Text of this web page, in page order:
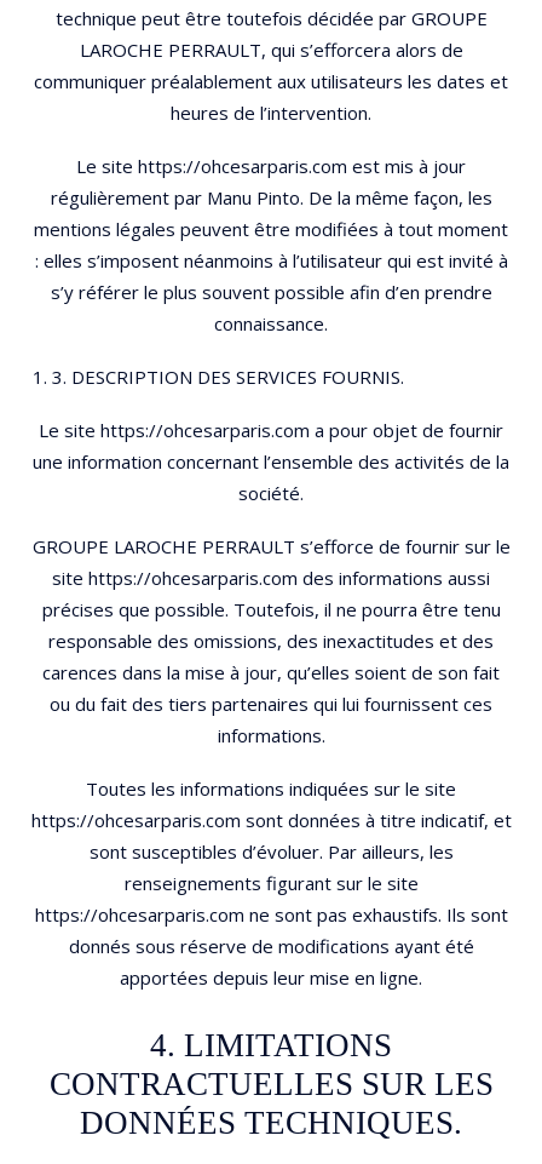
technique peut être toutefois décidée par GROUPE
LAROCHE PERRAULT, qui s’efforcera alors de
communiquer préalablement aux utilisateurs les dates et
heures de l’intervention.
Le site https://ohcesarparis.com est mis à jour
régulièrement par Manu Pinto. De la même façon, les
mentions légales peuvent être modifiées à tout moment
: elles s’imposent néanmoins à l’utilisateur qui est invité à
s’y référer le plus souvent possible afin d’en prendre
connaissance.
3. DESCRIPTION DES SERVICES FOURNIS.
Le site https://ohcesarparis.com a pour objet de fournir
une information concernant l’ensemble des activités de la
société.
GROUPE LAROCHE PERRAULT s’efforce de fournir sur le
site https://ohcesarparis.com des informations aussi
précises que possible. Toutefois, il ne pourra être tenu
responsable des omissions, des inexactitudes et des
carences dans la mise à jour, qu’elles soient de son fait
ou du fait des tiers partenaires qui lui fournissent ces
informations.
Toutes les informations indiquées sur le site
https://ohcesarparis.com sont données à titre indicatif, et
sont susceptibles d’évoluer. Par ailleurs, les
renseignements figurant sur le site
https://ohcesarparis.com ne sont pas exhaustifs. Ils sont
donnés sous réserve de modifications ayant été
apportées depuis leur mise en ligne.
4. LIMITATIONS
CONTRACTUELLES SUR LES
DONNÉES TECHNIQUES.